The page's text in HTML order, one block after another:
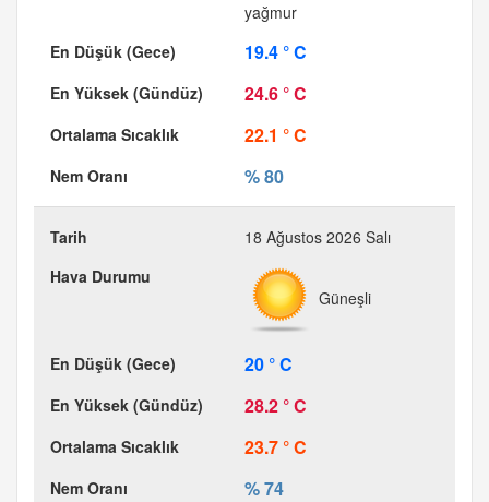
yağmur
19.4 ° C
24.6 ° C
22.1 ° C
% 80
18 Ağustos 2026 Salı
Güneşli
20 ° C
28.2 ° C
23.7 ° C
% 74